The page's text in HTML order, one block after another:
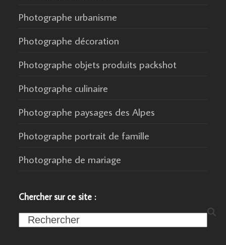
Photographe urbanisme
Photographe décoration
Photographe objets produits packshot
Photographe culinaire
Photographe paysages des Alpes
Photographe portrait de famille
Photographe de mariage
Chercher sur ce site :
Search